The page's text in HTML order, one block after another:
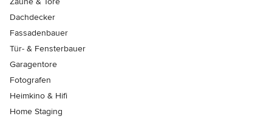
Dachdecker
Fassadenbauer
Tür- & Fensterbauer
Garagentore
Fotografen
Heimkino & Hifi
Home Staging